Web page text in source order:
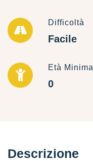
Difficoltà
Facile
Età Minima
0
Descrizione